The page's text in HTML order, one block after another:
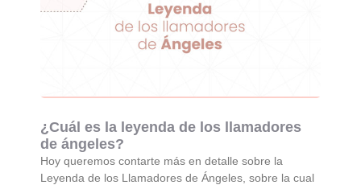
¿Cuál es la leyenda de los llamadores
de ángeles?
Hoy queremos contarte más en detalle sobre la
Leyenda de los Llamadores de Ángeles, sobre la cual